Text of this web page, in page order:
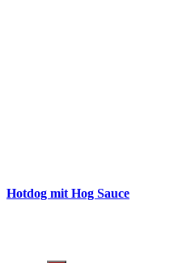
Hotdog mit Hog Sauce